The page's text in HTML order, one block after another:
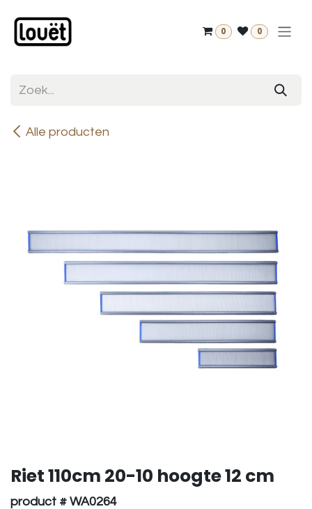
0 0
Alle producten
Riet 110cm 20-10 hoogte 12 cm
product # WA0264